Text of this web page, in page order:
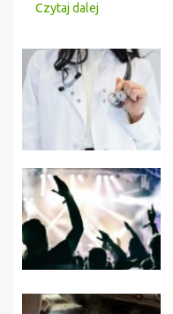
Czytaj dalej